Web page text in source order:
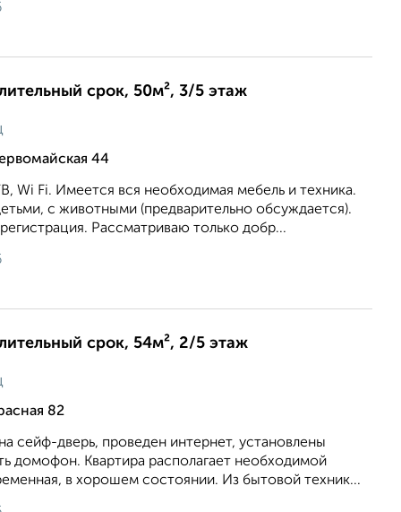
срок, 50м², 3/5 этаж
44
Wi Fi. Имеется вся необходимая мебель и техника.
с животными (предварительно обсуждается).
Рассматриваю только добр...
срок, 54м², 2/5 этаж
82
сейф-дверь, проведен интернет, установлены
домофон. Квартира располагает необходимой
в хорошем состоянии. Из бытовой техник...